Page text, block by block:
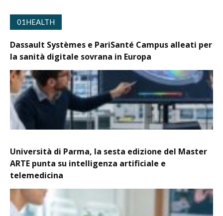
01HEALTH
Dassault Systèmes e PariSanté Campus alleati per
la sanità digitale sovrana in Europa
Università di Parma, la sesta edizione del Master
ARTE punta su intelligenza artificiale e
telemedicina